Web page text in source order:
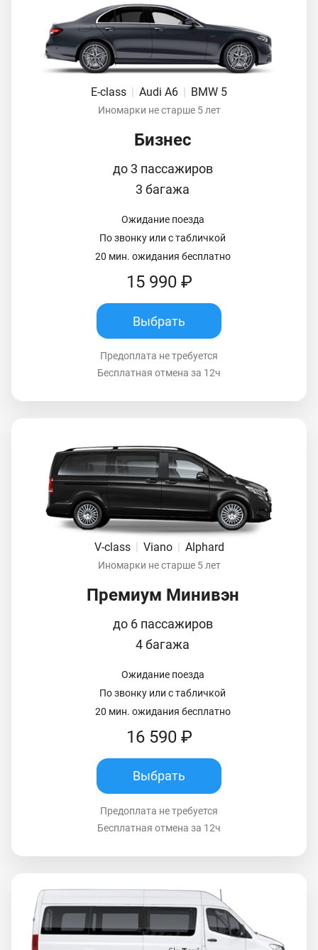
E-class | Audi A6 | BMW 5
Иномарки не старше 5 лет
Бизнес
до 3 пассажиров
3 багажа
Ожидание поезда
По звонку или с табличкой
20 мин. ожидания бесплатно
15 990 ₽
Выбрать
Предоплата не требуется
Бесплатная отмена за 12ч
V-class | Viano | Alphard
Иномарки не старше 5 лет
Премиум Минивэн
до 6 пассажиров
4 багажа
Ожидание поезда
По звонку или с табличкой
20 мин. ожидания бесплатно
16 590 ₽
Выбрать
Предоплата не требуется
Бесплатная отмена за 12ч